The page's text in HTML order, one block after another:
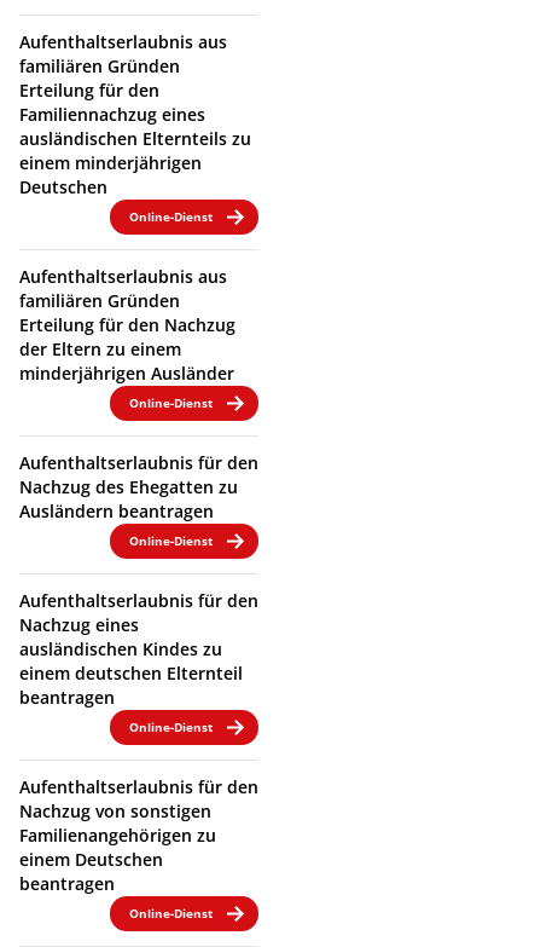
Aufenthaltserlaubnis aus
familiären Gründen
Erteilung für den
Familiennachzug eines
ausländischen Elternteils zu
einem minderjährigen
Deutschen
Online-Dienst
Aufenthaltserlaubnis aus
familiären Gründen
Erteilung für den Nachzug
der Eltern zu einem
minderjährigen Ausländer
Online-Dienst
Aufenthaltserlaubnis für den
Nachzug des Ehegatten zu
Ausländern beantragen
Online-Dienst
Aufenthaltserlaubnis für den
Nachzug eines
ausländischen Kindes zu
einem deutschen Elternteil
beantragen
Online-Dienst
Aufenthaltserlaubnis für den
Nachzug von sonstigen
Familienangehörigen zu
einem Deutschen
beantragen
Online-Dienst